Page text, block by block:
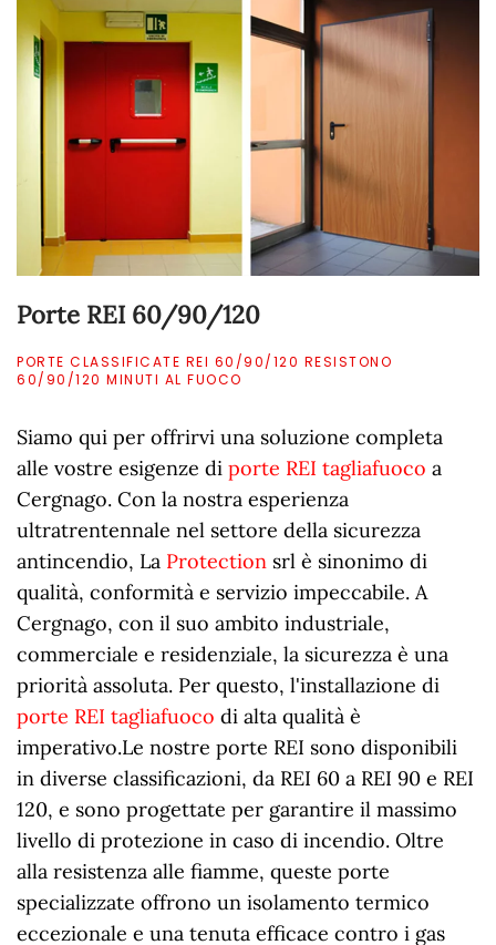
Porte REI 60/90/120
PORTE CLASSIFICATE REI 60/90/120 RESISTONO
60/90/120 MINUTI AL FUOCO
Siamo qui per offrirvi una soluzione completa
alle vostre esigenze di porte REI tagliafuoco a
Cergnago. Con la nostra esperienza
ultratrentennale nel settore della sicurezza
antincendio, La Protection srl è sinonimo di
qualità, conformità e servizio impeccabile. A
Cergnago, con il suo ambito industriale,
commerciale e residenziale, la sicurezza è una
priorità assoluta. Per questo, l'installazione di
porte REI tagliafuoco di alta qualità è
imperativo.Le nostre porte REI sono disponibili
in diverse classificazioni, da REI 60 a REI 90 e REI
120, e sono progettate per garantire il massimo
livello di protezione in caso di incendio. Oltre
alla resistenza alle fiamme, queste porte
specializzate offrono un isolamento termico
eccezionale e una tenuta efficace contro i gas